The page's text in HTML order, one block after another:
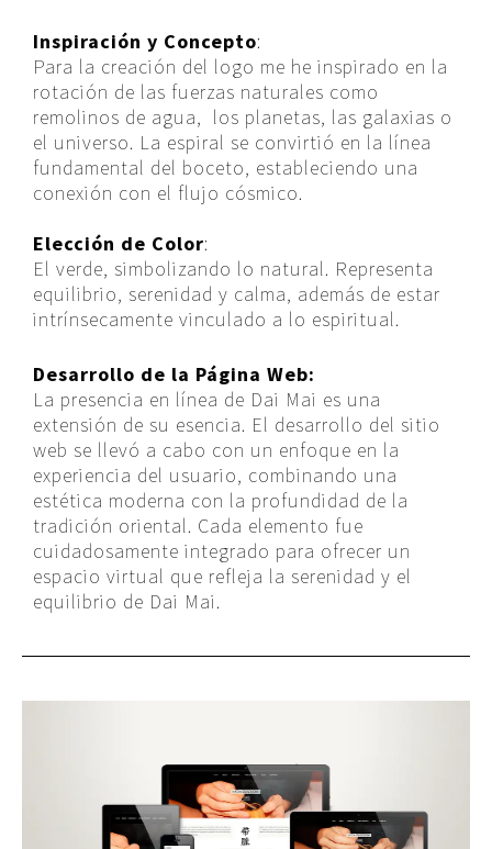
Inspiración y Concepto:
Para la creación del logo me he inspirado en la
rotación de las fuerzas naturales como
remolinos de agua, los planetas, las galaxias o
el universo. La espiral se convirtió en la línea
fundamental del boceto, estableciendo una
conexión con el flujo cósmico.
Elección de Color:
El verde, simbolizando lo natural. Representa
equilibrio, serenidad y calma, además de estar
intrínsecamente vinculado a lo espiritual.
Desarrollo de la Página Web:
La presencia en línea de Dai Mai es una
extensión de su esencia. El desarrollo del sitio
web se llevó a cabo con un enfoque en la
experiencia del usuario, combinando una
estética moderna con la profundidad de la
tradición oriental. Cada elemento fue
cuidadosamente integrado para ofrecer un
espacio virtual que refleja la serenidad y el
equilibrio de Dai Mai.